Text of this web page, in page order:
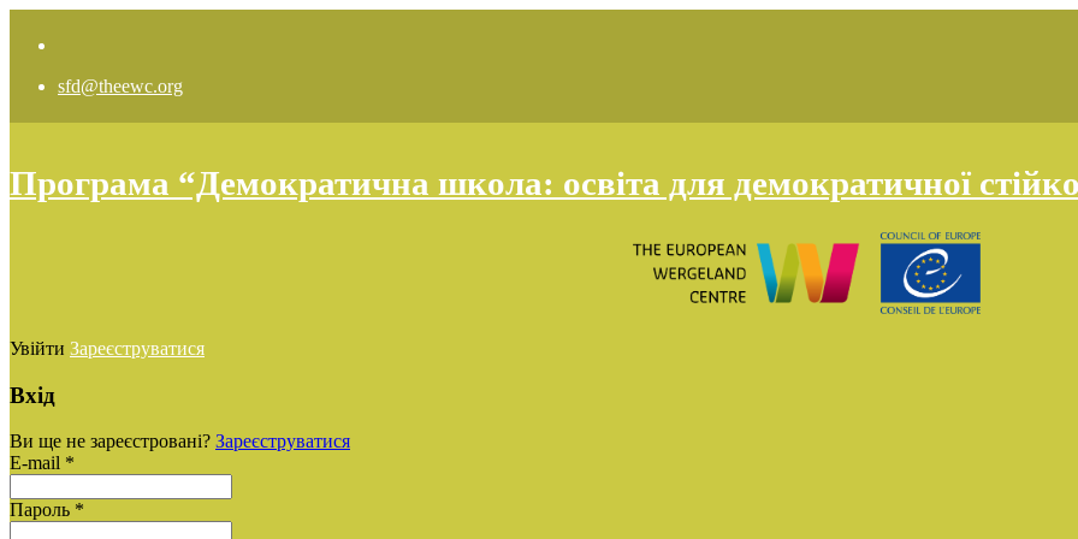
sfd@theewc.org
Програма “Демократична школа: освіта для демократичної
Увійти Зареєструватися
Вхід
Ви ще не зареєстровані? Зареєструватися
E-mail *
Пароль *